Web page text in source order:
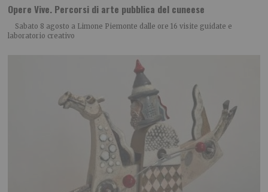
Opere Vive. Percorsi di arte pubblica del cuneese
Sabato 8 agosto a Limone Piemonte dalle ore 16 visite guidate e
laboratorio creativo